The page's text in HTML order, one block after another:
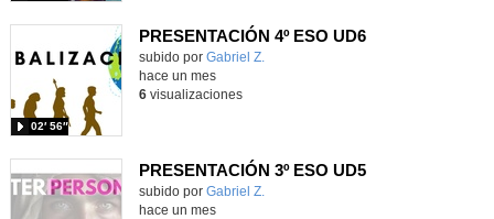
PRESENTACIÓN 4º ESO UD6
Contenido educativo.
subido por Gabriel Z.
02′ 56″
hace un mes
6visualizaciones
PRESENTACIÓN 3º ESO UD5
Contenido educativo.
subido por Gabriel Z.
hace un mes